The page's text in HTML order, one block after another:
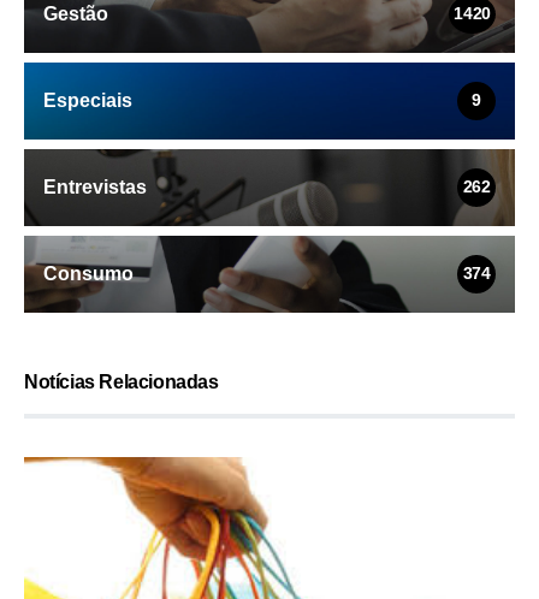
Gestão 1420
Especiais 9
Entrevistas 262
Consumo 374
Notícias Relacionadas